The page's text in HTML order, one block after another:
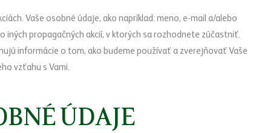
Vaše osobné údaje, ako napríklad: meno, e-mail a/alebo
propagačných akcií, v ktorých sa rozhodnete zúčastniť.
informácie o tom, ako budeme používať a zverejňovať Vaše
vzťahu s Vami.
ÚDAJE